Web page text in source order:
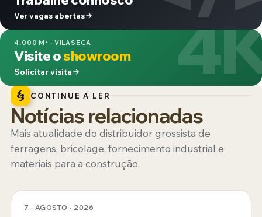
Ver vagas abertas
4.000 M² · VILASECA
Visite oshowroom
Solicitar visita
CONTINUE A LER
Notícias relacionadas
Mais atualidade do distribuidor grossista de
ferragens, bricolage, fornecimento industrial e
materiais para a construção.
7 · AGOSTO · 2026